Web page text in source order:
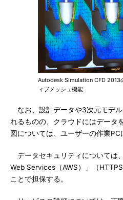
Autodesk Simulation CFD 2013
ィブメッシュ機能
なお、設計データや3次元モデ
れるものの、クラウドにはデータ
図については、ユーザーの作業PC
データセキュリティについては
Web Services（AWS）」（
ことで担保する。